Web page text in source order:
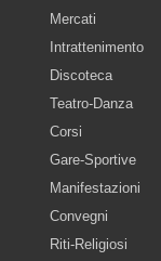
Mercati
Intrattenimento
Discoteca
Teatro-Danza
Corsi
Gare-Sportive
Manifestazioni
Convegni
Riti-Religiosi